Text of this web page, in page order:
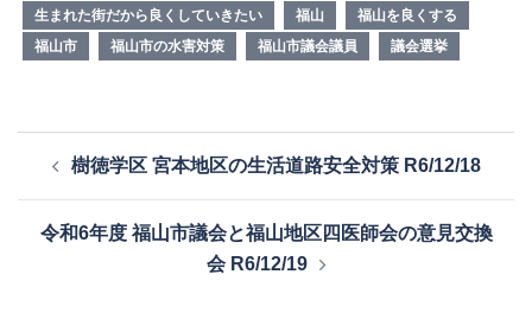
生まれた街だから良くしていきたい
福山
福山を良くする
福山市
福山市の水害対策 福山市議会議員 議会選挙
ビ
樹徳学区 宮本地区の生活道路安全対策 R6/12/18
令和6年度 福山市議会と福山地区四医師会の意見交換
会 R6/12/19